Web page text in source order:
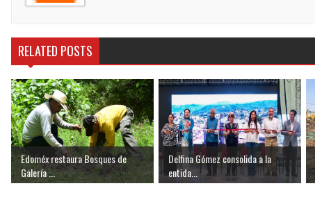
RELATED POSTS
Edoméx restaura Bosques de
Galería ...
Delfina Gómez consolida a la
entida...